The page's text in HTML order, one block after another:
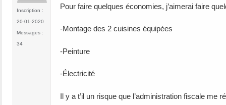
Inscription :
20-01-2020
Messages :
34
Pour faire quelques économies, j’aimerai faire
-Montage des 2 cuisines équipées
-Peinture
-Électricité
Il y a t’il un risque que l’administration fiscale